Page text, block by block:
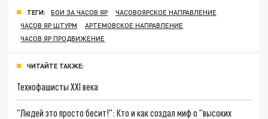
ТЕГИ: БОИ ЗА ЧАСОВ ЯР
ЧАСОВОЯРСКОЕ НАПРАВЛЕНИЕ
ЧАСОВ ЯР ШТУРМ
АРТЕМОВСКОЕ НАПРАВЛЕНИЕ
ЧАСОВ ЯР ПРОДВИЖЕНИЕ
ЧИТАЙТЕ ТАКЖЕ:
Технофашисты XXI века
"Людей это просто бесит!": Кто и как создал миф о "высоких